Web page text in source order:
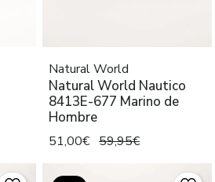
Natural World
Natural World Nautico
8413E-677 Marino de
Hombre
51,00€ 59,95€